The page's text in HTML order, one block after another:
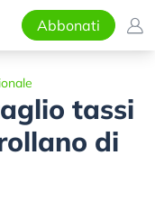
Abbonati
tassi
di